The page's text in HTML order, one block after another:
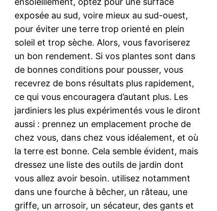
exposée au sud, voire mieux au sud-ouest,
pour éviter une terre trop orienté en plein
soleil et trop sèche. Alors, vous favoriserez
un bon rendement. Si vos plantes sont dans
de bonnes conditions pour pousser, vous
recevrez de bons résultats plus rapidement,
ce qui vous encouragera d’autant plus. Les
jardiniers les plus expérimentés vous le diront
aussi : prennez un emplacement proche de
chez vous, dans chez vous idéalement, et où
la terre est bonne. Cela semble évident, mais
dressez une liste des outils de jardin dont
vous allez avoir besoin. utilisez notamment
dans une fourche à bêcher, un râteau, une
griffe, un arrosoir, un sécateur, des gants et